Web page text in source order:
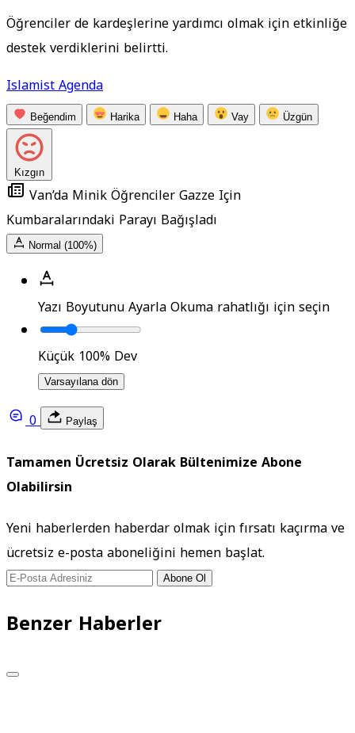
Öğrenciler de kardeşlerine yardımcı olmak için etkinliğe
destek verdiklerini belirtti.
Islamist Agenda
Beğendim Harika Haha Vay Üzgün
Kızgın
Van’da Minik Öğrenciler Gazze Için
Kumbaralarındaki Parayı Bağışladı
Normal (100%)
Yazı Boyutunu AyarlaOkuma rahatlığı için seçin
Küçük 100%Dev
Varsayılana dön
0 Paylaş
Tamamen Ücretsiz Olarak Bültenimize Abone
Olabilirsin
Yeni haberlerden haberdar olmak için fırsatı kaçırma ve
ücretsiz e-posta aboneliğini hemen başlat.
Abone Ol
Benzer Haberler